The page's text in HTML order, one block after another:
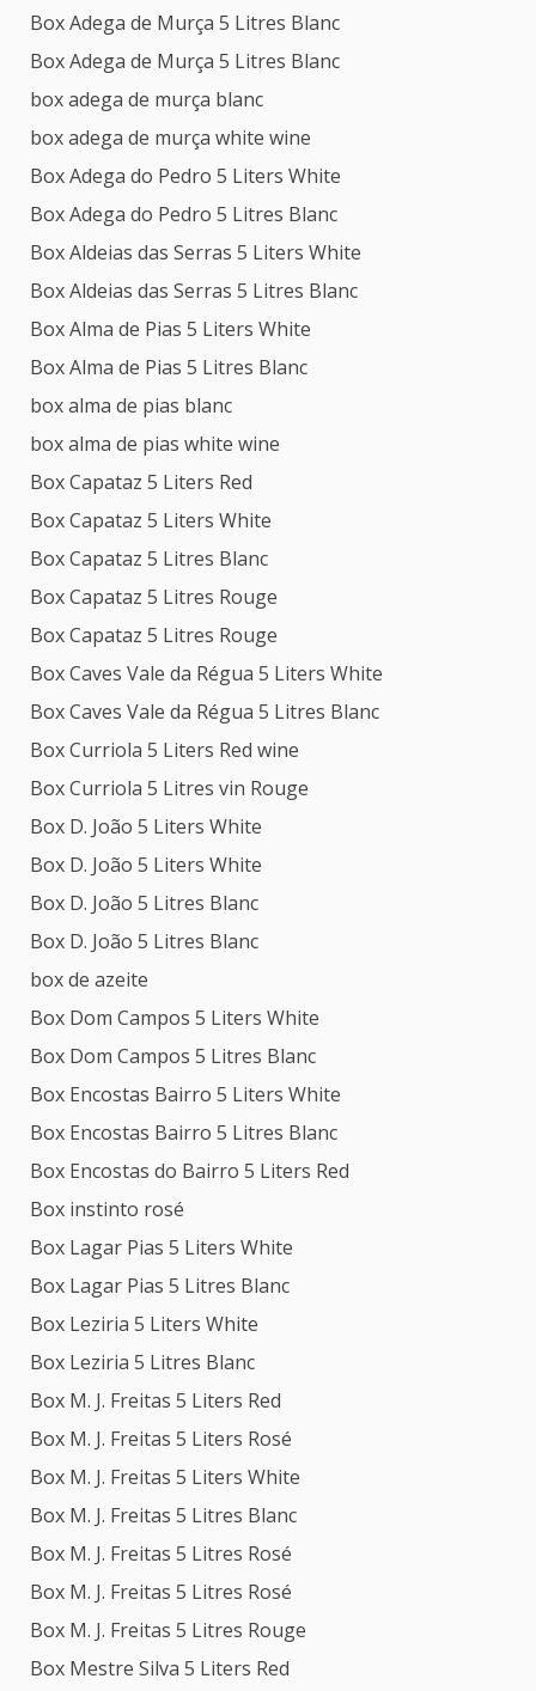
Box Adega de Murça 5 Litres Blanc
Box Adega de Murça 5 Litres Blanc
box adega de murça blanc
box adega de murça white wine
Box Adega do Pedro 5 Liters White
Box Adega do Pedro 5 Litres Blanc
Box Aldeias das Serras 5 Liters White
Box Aldeias das Serras 5 Litres Blanc
Box Alma de Pias 5 Liters White
Box Alma de Pias 5 Litres Blanc
box alma de pias blanc
box alma de pias white wine
Box Capataz 5 Liters Red
Box Capataz 5 Liters White
Box Capataz 5 Litres Blanc
Box Capataz 5 Litres Rouge
Box Capataz 5 Litres Rouge
Box Caves Vale da Régua 5 Liters White
Box Caves Vale da Régua 5 Litres Blanc
Box Curriola 5 Liters Red wine
Box Curriola 5 Litres vin Rouge
Box D. João 5 Liters White
Box D. João 5 Liters White
Box D. João 5 Litres Blanc
Box D. João 5 Litres Blanc
box de azeite
Box Dom Campos 5 Liters White
Box Dom Campos 5 Litres Blanc
Box Encostas Bairro 5 Liters White
Box Encostas Bairro 5 Litres Blanc
Box Encostas do Bairro 5 Liters Red
Box instinto rosé
Box Lagar Pias 5 Liters White
Box Lagar Pias 5 Litres Blanc
Box Leziria 5 Liters White
Box Leziria 5 Litres Blanc
Box M. J. Freitas 5 Liters Red
Box M. J. Freitas 5 Liters Rosé
Box M. J. Freitas 5 Liters White
Box M. J. Freitas 5 Litres Blanc
Box M. J. Freitas 5 Litres Rosé
Box M. J. Freitas 5 Litres Rosé
Box M. J. Freitas 5 Litres Rouge
Box Mestre Silva 5 Liters Red